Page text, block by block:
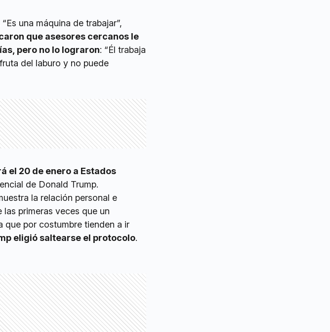
una máquina de trabajar”,
que asesores cercanos le
pero no lo lograron: “Él trabaja
del laburo y no puede
el 20 de enero a Estados
de Donald Trump.
la relación personal e
primeras veces que un
que por costumbre tienden a ir
eligió saltearse el protocolo.